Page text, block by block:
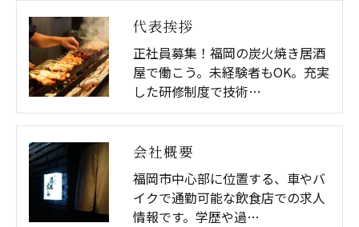
代表挨拶
正社員募集！福岡の炭火焼き居酒
屋で働こう。未経験者もOK。充実
した研修制度で技術…
会社概要
福岡市中心部に位置する、車やバ
イクで通勤可能な飲食店での求人
情報です。学歴や過…